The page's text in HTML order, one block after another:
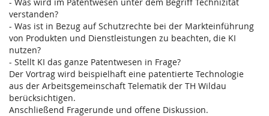
verstanden?
- Was ist in Bezug auf Schutzrechte bei der Markteinführung
von Produkten und Dienstleistungen zu beachten, die KI
nutzen?
- Stellt KI das ganze Patentwesen in Frage?
Der Vortrag wird beispielhaft eine patentierte Technologie
aus der Arbeitsgemeinschaft Telematik der TH Wildau
berücksichtigen.
Anschließend Fragerunde und offene Diskussion.